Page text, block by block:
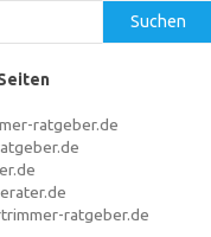
Suchen
ratgeber.de
ratgeber.de